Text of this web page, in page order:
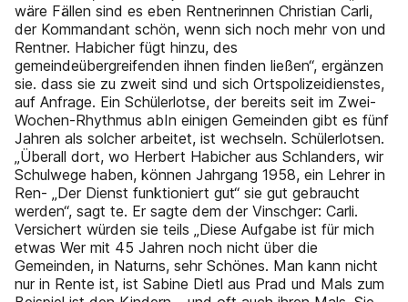
wäre Fällen sind es eben Rentnerinnen Christian Carli,
der Kommandant schön, wenn sich noch mehr von und
Rentner. Habicher fügt hinzu, des
gemeindeübergreifenden ihnen finden ließen“, ergänzen
sie. dass sie zu zweit sind und sich Ortspolizeidienstes,
auf Anfrage. Ein Schülerlotse, der bereits seit im Zwei-
Wochen-Rhythmus abIn einigen Gemeinden gibt es fünf
Jahren als solcher arbeitet, ist wechseln. Schülerlotsen.
„Überall dort, wo Herbert Habicher aus Schlanders, wir
Schulwege haben, können Jahrgang 1958, ein Lehrer in
Ren- „Der Dienst funktioniert gut“ sie gut gebraucht
werden“, sagt te. Er sagte dem der Vinschger: Carli.
Versichert würden sie teils „Diese Aufgabe ist für mich
etwas Wer mit 45 Jahren noch nicht über die
Gemeinden, in Naturns, sehr Schönes. Man kann nicht
nur in Rente ist, ist Sabine Dietl aus Prad und Mals zum